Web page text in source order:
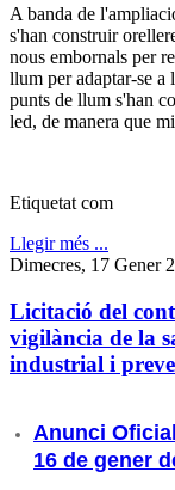
A banda de
s'han construir
nous embornals per
llum per adaptar-se a
punts de llum s'han
led, de manera que
Etiquetat com
Llegir més ...
Dimecres, 17 Gener
Licitació del
vigilància de la
industrial i
Anunci
16 de gener